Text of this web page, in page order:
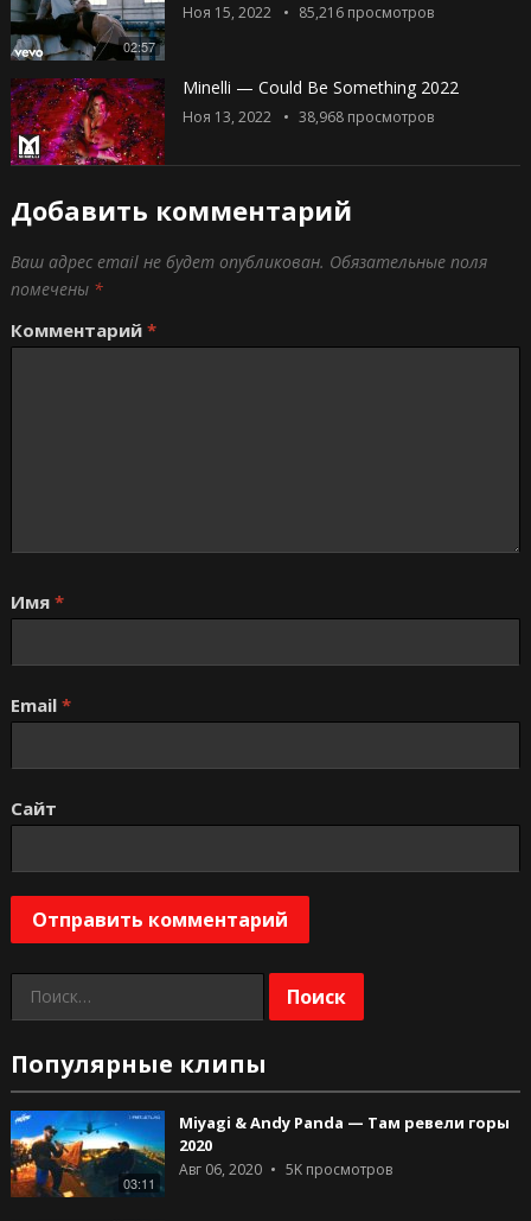
02:57
Ноя 15, 2022 85,216просмотров
Minelli — Could Be Something 2022
Ноя 13, 2022 38,968просмотров
Добавить комментарий
Ваш адрес email не будет опубликован. Обязательные поля
помечены *
Комментарий *
Имя *
Email *
Сайт
Найти:
Популярные клипы
03:11
Miyagi & Andy Panda — Там ревели горы
2020
Авг 06, 2020 5Kпросмотров